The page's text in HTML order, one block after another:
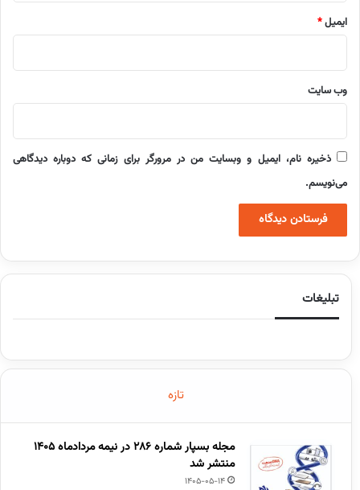
ایمیل*
وب‌ سایت
ذخیره نام، ایمیل و وبسایت من در مرورگر برای زمانی که دوباره دیدگاهی
می‌نویسم.
تبلیغات
تازه
مجله بسپار شماره 286 در نیمه مردادماه 1405
منتشر شد
1405-05-14